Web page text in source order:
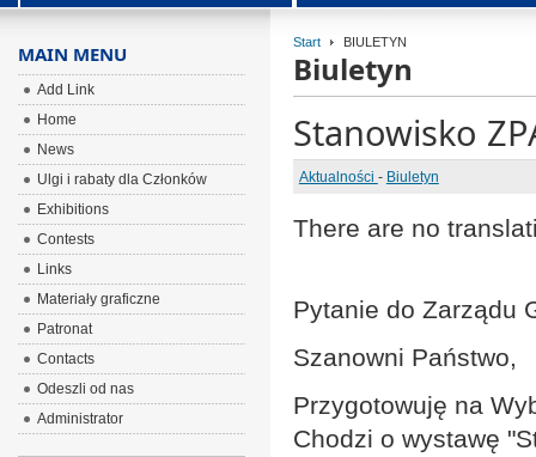
Start BIULETYN
Biuletyn
Stanowisko
Aktualności - Biuletyn
There are no
Pytanie do Zarządu
Szanowni Państwo,
Przygotowuję na
Chodzi o wystawę
MAIN MENU
Add Link
Home
News
Ulgi i rabaty dla Członków
Exhibitions
Contests
Links
Materiały graficzne
Patronat
Contacts
Odeszli od nas
Administrator